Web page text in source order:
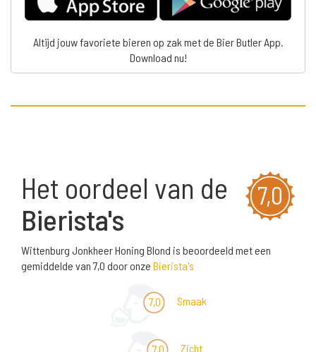
Altijd jouw favoriete bieren op zak met de Bier Butler App.
Download nu!
7,0
Het oordeel van de
Bierista's
Wittenburg Jonkheer Honing Blond is beoordeeld met een
gemiddelde van 7,0 door onze Bierista's
7,0 Smaak
7,0 Zicht